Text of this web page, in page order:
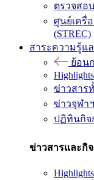
ตรวจสอ
ศูนย์เครื่
(STREC)
สาระความรู้แ
ย้อน
Highlights
ข่าวสาร
ข่าวจุฬาฯ
ปฏิทินกิจ
ข่าวสารและกิ
Highlights